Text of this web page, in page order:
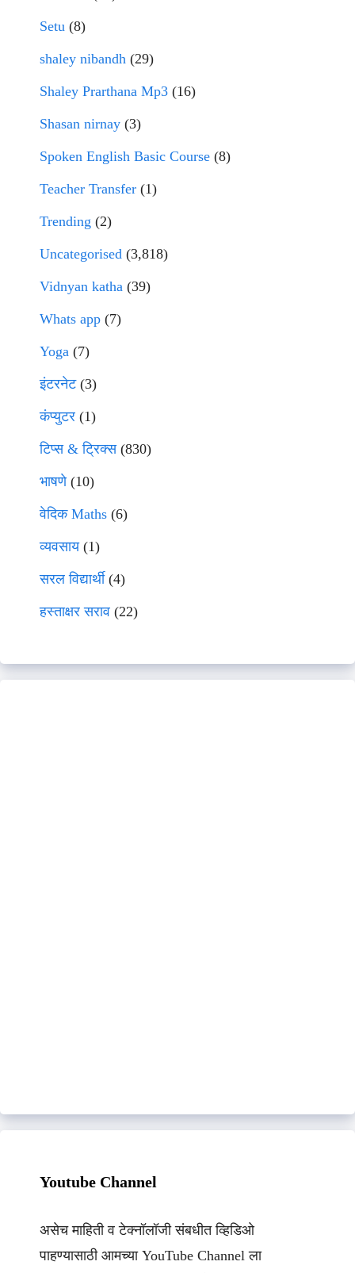
Setu (8)
shaley nibandh (29)
Shaley Prarthana Mp3 (16)
Shasan nirnay (3)
Spoken English Basic Course (8)
Teacher Transfer (1)
Trending (2)
Uncategorised (3,818)
Vidnyan katha (39)
Whats app (7)
Yoga (7)
इंटरनेट(3)
कंप्युटर (1)
टिप्स & ट्रिक्स(830)
भाषणे(10)
वेदिक Maths (6)
व्यवसाय(1)
सरल विद्यार्थी(4)
हस्ताक्षर सराव (22)
Youtube Channel
असेच माहिती व टेक्नॉलॉजी संबधीत व्हिडिओ
पाहण्यासाठी आमच्या YouTube Channel ला